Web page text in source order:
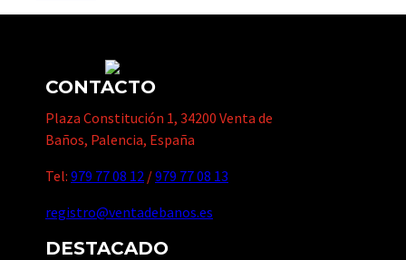
CONTACTO
Plaza Constitución 1, 34200 Venta de
Baños, Palencia, España
Tel: 979 77 08 12 /979 77 08 13
registro@ventadebanos.es
DESTACADO